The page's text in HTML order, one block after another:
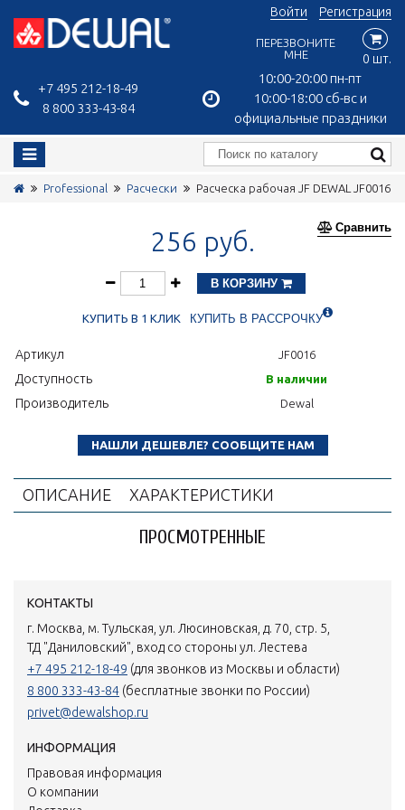
+7 495 212-18-49
8 800 333-43-84
10:00-20:00 пн-пт
10:00-18:00 сб-вс и
официальные праздники
Войти Регистрация
ПЕРЕЗВОНИТЕ
МНЕ
0 шт.
Professional Расчески Расческа рабочая JF DEWAL JF0016
Сравнить
256 руб.
В КОРЗИНУ
КУПИТЬ В 1 КЛИК КУПИТЬ В РАССРОЧКУ
Артикул JF0016
Доступность В наличии
Производитель Dewal
НАШЛИ ДЕШЕВЛЕ? СООБЩИТЕ НАМ
ОПИСАНИЕ ХАРАКТЕРИСТИКИ
ПРОСМОТРЕННЫЕ
КОНТАКТЫ
г. Москва, м. Тульская, ул. Люсиновская, д. 70, стр. 5,
ТД "Даниловский", вход со стороны ул. Лестева
+7 495 212-18-49 (для звонков из Москвы и области)
8 800 333-43-84 (бесплатные звонки по России)
privet@dewalshop.ru
ИНФОРМАЦИЯ
Правовая информация
О компании